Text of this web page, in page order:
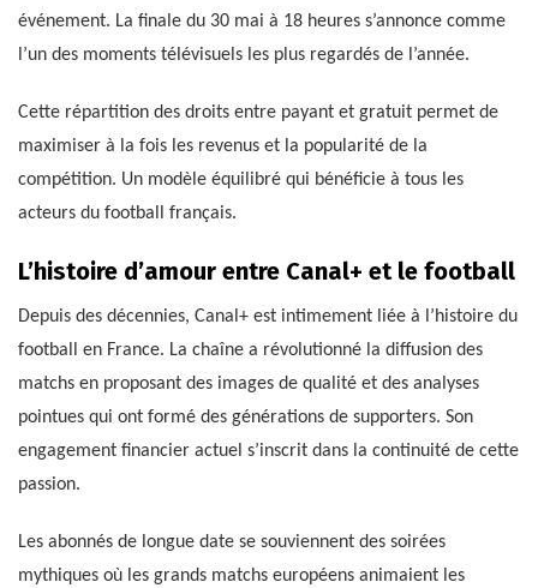
événement. La finale du 30 mai à 18 heures s’annonce comme
l’un des moments télévisuels les plus regardés de l’année.
Cette répartition des droits entre payant et gratuit permet de
maximiser à la fois les revenus et la popularité de la
compétition. Un modèle équilibré qui bénéficie à tous les
acteurs du football français.
L’histoire d’amour entre Canal+ et le football
Depuis des décennies, Canal+ est intimement liée à l’histoire du
football en France. La chaîne a révolutionné la diffusion des
matchs en proposant des images de qualité et des analyses
pointues qui ont formé des générations de supporters. Son
engagement financier actuel s’inscrit dans la continuité de cette
passion.
Les abonnés de longue date se souviennent des soirées
mythiques où les grands matchs européens animaient les